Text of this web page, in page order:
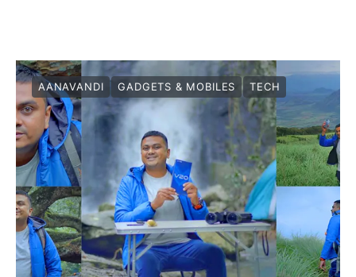
AANAVANDI GADGETS & MOBILES TECH